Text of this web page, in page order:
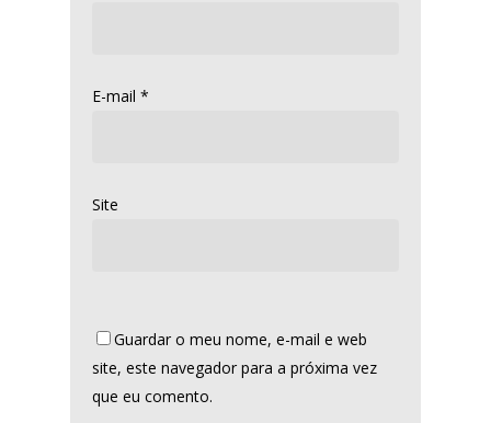
E-mail *
Site
Guardar o meu nome, e-mail e web
site, este navegador para a próxima vez
que eu comento.